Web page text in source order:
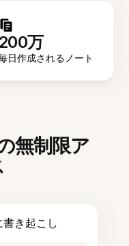
200万
日作成されるノート
無制限ア
き起こし